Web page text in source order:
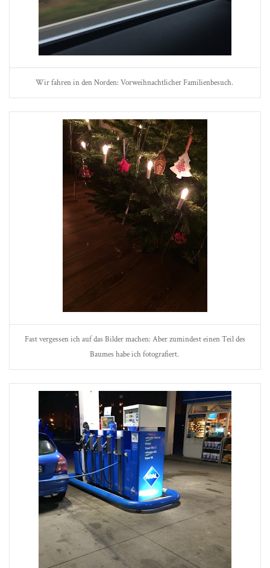
Wir fahren in den Norden: Vorweihnachtlicher Familienbesuch.
Fast vergessen ich auf das Bilder machen: Aber zumindest einen Teil des
Baumes habe ich fotografiert.